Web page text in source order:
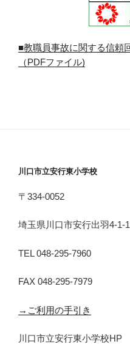
■教職員事故に関する信頼
（PDFファイル)
川口市立安行東小学校
〒334-0052
埼玉県川口市安行出羽4-1-1
TEL 048-295-7960
FAX 048-295-7979
→ご利用の手引き
川口市立安行東小学校HP